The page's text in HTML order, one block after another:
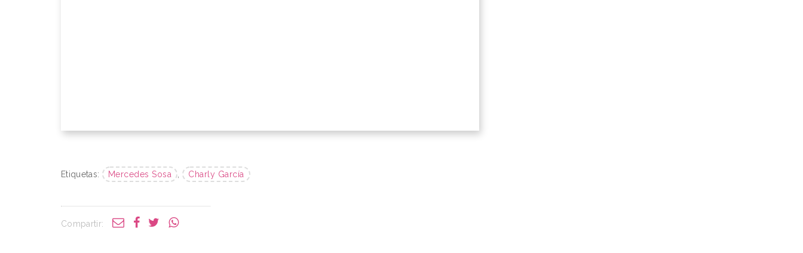
Etiquetas: Mercedes Sosa , Charly García
Compartir: